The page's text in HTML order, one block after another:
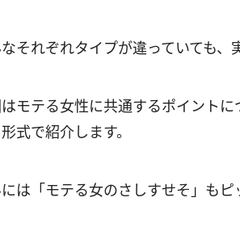
それぞれタイプが違っていても
モテる女性に共通するポイント
式で紹介します。
は「モテる女のさしすせそ」も